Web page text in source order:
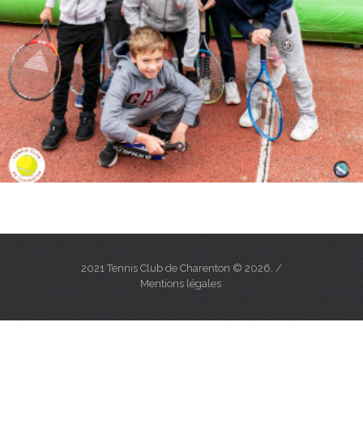
2021 Tennis Club de Charenton © 2026. /
Mentions légales